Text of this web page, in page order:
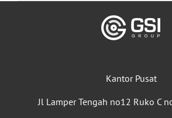
Kantor Pusat
Jl Lamper Tengah no12 Ruko C